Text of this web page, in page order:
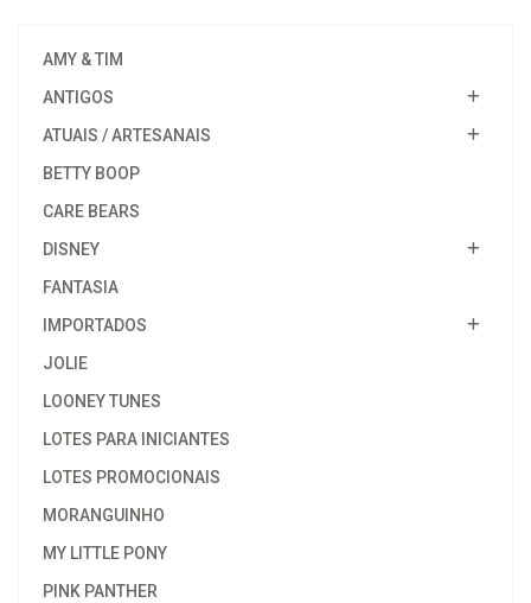
AMY & TIM
ANTIGOS
ATUAIS / ARTESANAIS
BETTY BOOP
CARE BEARS
DISNEY
FANTASIA
IMPORTADOS
JOLIE
LOONEY TUNES
LOTES PARA INICIANTES
LOTES PROMOCIONAIS
MORANGUINHO
MY LITTLE PONY
PINK PANTHER